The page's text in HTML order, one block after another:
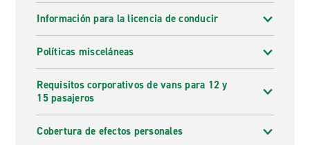
Información para la licencia de conducir
Políticas misceláneas
Requisitos corporativos de vans para 12 y
15 pasajeros
Cobertura de efectos personales